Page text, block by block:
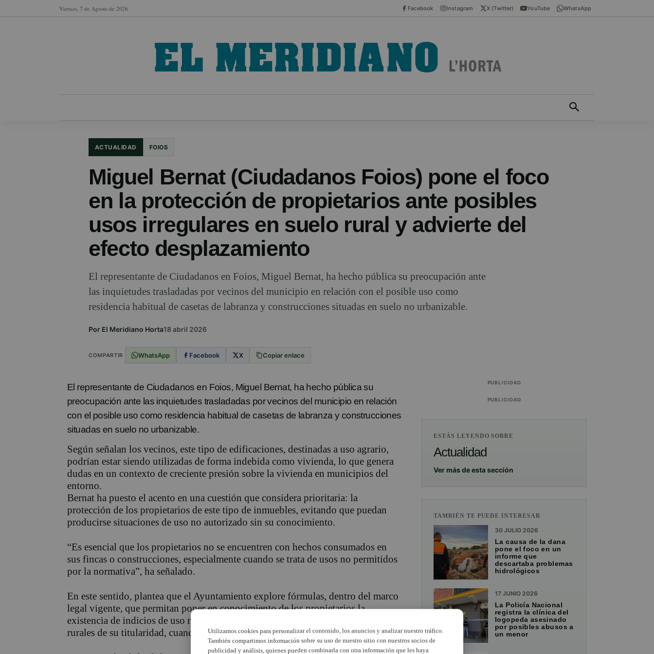
Viernes, 7 de Agosto de 2026 Facebook Instagram X (Twitter) YouTube WhatsApp
ACTUALIDAD FOIOS
Miguel Bernat (Ciudadanos Foios) pone el foco
en la protección de propietarios ante posibles
usos irregulares en suelo rural y advierte del
efecto desplazamiento
El representante de Ciudadanos en Foios, Miguel Bernat, ha hecho pública su preocupación ante
las inquietudes trasladadas por vecinos del municipio en relación con el posible uso como
residencia habitual de casetas de labranza y construcciones situadas en suelo no urbanizable.
Por El Meridiano Horta18 abril 2026
COMPARTIR WhatsApp Facebook X Copiar enlace
El representante de Ciudadanos en Foios, Miguel Bernat, ha hecho pública su
preocupación ante las inquietudes trasladadas por vecinos del municipio en relación
con el posible uso como residencia habitual de casetas de labranza y construcciones
situadas en suelo no urbanizable.
Según señalan los vecinos, este tipo de edificaciones, destinadas a uso agrario,
podrían estar siendo utilizadas de forma indebida como vivienda, lo que genera
dudas en un contexto de creciente presión sobre la vivienda en municipios del
entorno.
Bernat ha puesto el acento en una cuestión que considera prioritaria: la
protección de los propietarios de este tipo de inmuebles, evitando que puedan
producirse situaciones de uso no autorizado sin su conocimiento.
“Es esencial que los propietarios no se encuentren con hechos consumados en
sus fincas o construcciones, especialmente cuando se trata de usos no permitidos
por la normativa”, ha señalado.
En este sentido, plantea que el Ayuntamiento explore fórmulas, dentro del marco
legal vigente, que permitan poner en conocimiento de los propietarios la
existencia de indicios de uso no autorizado en casetas agrícolas o construcciones
rurales de su titularidad, cuando estos puedan afectar a sus derechos.
PUBLICIDAD
PUBLICIDAD
ESTÁS LEYENDO SOBRE
Actualidad
Ver más de esta sección
TAMBIÉN TE PUEDE INTERESAR
30 JULIO 2026
La causa de la dana
pone el foco en un
informe que
descartaba problemas
hidrológicos
17 JUNIO 2026
La Policía Nacional
registra la clínica del
logopeda asesinado
por posibles abusos a
un menor
Utilizamos cookies para personalizar el contenido, los anuncios y analizar nuestro tráfico.
También compartimos información sobre su uso de nuestro sitio con nuestros socios de
publicidad y análisis, quienes pueden combinarla con otra información que les haya